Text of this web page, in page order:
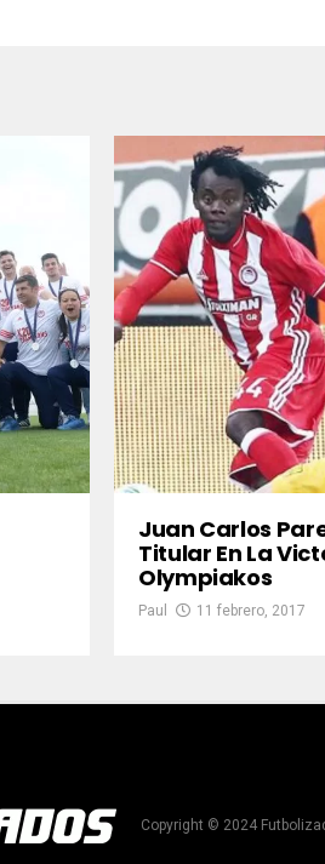
Juan Carlos
Titular En La
Olympiakos
Paul 11 febrero, 2017
Copyright © 2024